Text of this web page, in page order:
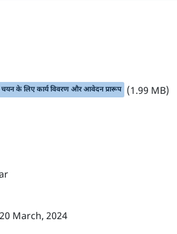
के लिए कार्य विवरण और आवेदन प्रारूप (1.99 MB)
20 March, 2024